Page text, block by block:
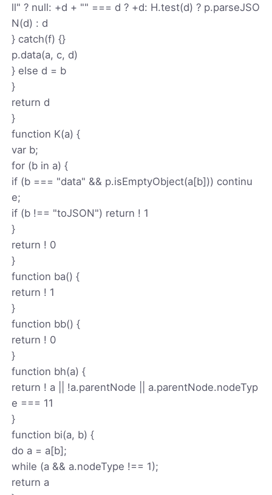
ll" ? null: +d + "" === d ? +d: H.test(d) ? p.parseJSO
N(d) : d
} catch(f) {}
p.data(a, c, d)
} else d = b
}
return d
}
function K(a) {
var b;
for (b in a) {
if (b === "data" && p.isEmptyObject(a[b])) continu
e;
if (b !== "toJSON") return ! 1
}
return ! 0
}
function ba() {
return ! 1
}
function bb() {
return ! 0
}
function bh(a) {
return ! a || !a.parentNode || a.parentNode.nodeTyp
e === 11
}
function bi(a, b) {
do a = a[b];
while (a && a.nodeType !== 1);
return a